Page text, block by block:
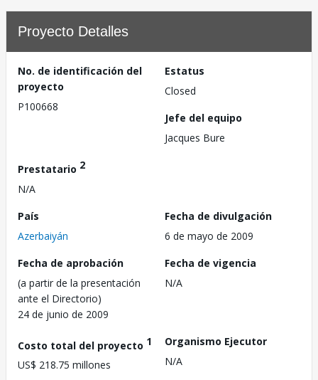
Proyecto Detalles
No. de identificación del
proyecto
P100668
Estatus
Closed
Jefe del equipo
Jacques Bure
Prestatario 2
N/A
País
Azerbaiyán
Fecha de divulgación
6 de mayo de 2009
Fecha de aprobación
(a partir de la presentación
ante el Directorio)
24 de junio de 2009
Fecha de vigencia
N/A
Costo total del proyecto 1
US$ 218.75 millones
Organismo Ejecutor
N/A